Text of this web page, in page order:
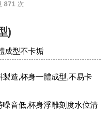
871 次
)
成型不卡垢
造,杯身一體成型,不易卡
音低,杯身浮雕刻度水位清